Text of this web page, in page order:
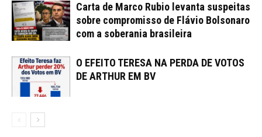
Carta de Marco Rubio levanta suspeitas
sobre compromisso de Flávio Bolsonaro
com a soberania brasileira
O EFEITO TERESA NA PERDA DE VOTOS
DE ARTHUR EM BV